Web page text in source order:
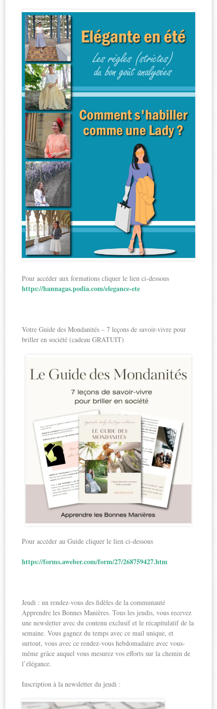
Pour accéder aux formations cliquer le lien ci-dessous
https://hannagas.podia.com/elegance-ete
Votre Guide des Mondanités – 7 leçons de savoir-vivre pour
briller en société (cadeau GRATUIT)
Pour accéder au Guide cliquer le lien ci-dessous
https://forms.aweber.com/form/27/268759427.htm
Jeudi : un rendez-vous des fidèles de la communauté
Apprendre les Bonnes Manières. Tous les jeudis, vous recevez
une newsletter avec du contenu exclusif et le récapitulatif de la
semaine. Vous gagnez du temps avec ce mail unique, et
surtout, vous avec ce rendez-vous hebdomadaire avec vous-
même grâce auquel vous mesurez vos efforts sur la chemin de
l’élégance.
Inscription à la newsletter du jeudi :